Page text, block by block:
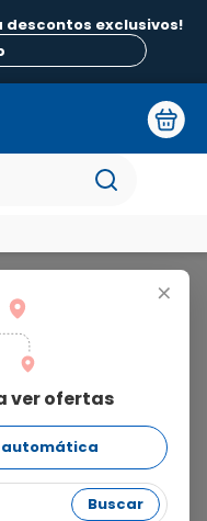
descontos exclusivos!
+
ver ofertas
Buscar